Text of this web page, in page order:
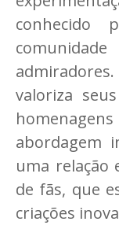
conhecido
valoriza
abordagem
uma relação
de fãs, que
criações